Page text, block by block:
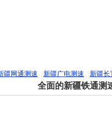
疆网通测速 新疆广电测速 新疆长
全面的新疆铁通测